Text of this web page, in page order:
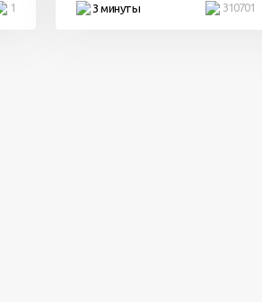
1 3 минуты 310701